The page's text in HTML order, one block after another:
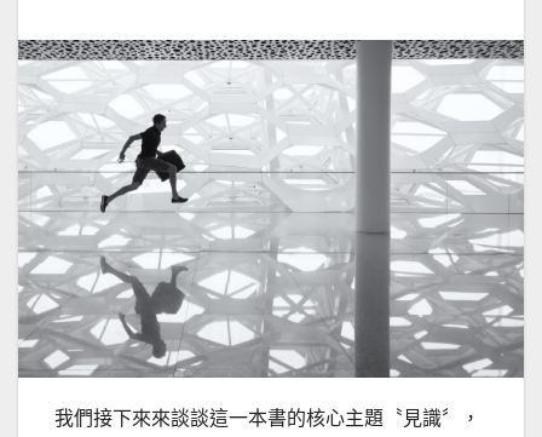
我們接下來來談談這一本書的核心主題〝見識〞，